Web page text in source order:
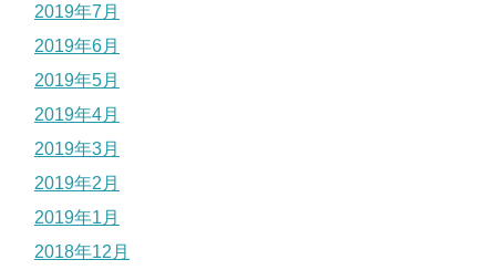
2019年7月
2019年6月
2019年5月
2019年4月
2019年3月
2019年2月
2019年1月
2018年12月